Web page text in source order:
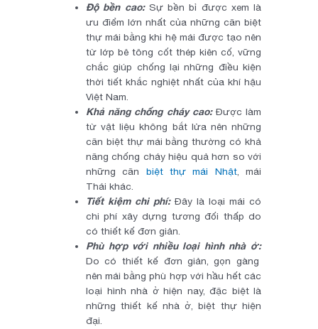
Độ bền cao:Sự bền bỉ được xem là
ưu điểm lớn nhất của những căn biệt
thự mái bằng khi hệ mái được tạo nên
từ lớp bê tông cốt thép kiên cố, vững
chắc giúp chống lại những điều kiện
thời tiết khắc nghiệt nhất của khí hậu
Việt Nam.
Khả năng chống cháy cao:Được làm
từ vật liệu không bắt lửa nên những
căn biệt thự mái bằng thường có khả
năng chống cháy hiệu quả hơn so với
những căn biệt thự mái Nhật, mái
Thái khác.
Tiết kiệm chi phí:Đây là loại mái có
chi phí xây dựng tương đối thấp do
có thiết kế đơn giản.
Phù hợp với nhiều loại hình nhà ở:
Do có thiết kế đơn giản, gọn gàng
nên mái bằng phù hợp với hầu hết các
loại hình nhà ở hiện nay, đặc biệt là
những thiết kế nhà ở, biệt thự hiện
đại.